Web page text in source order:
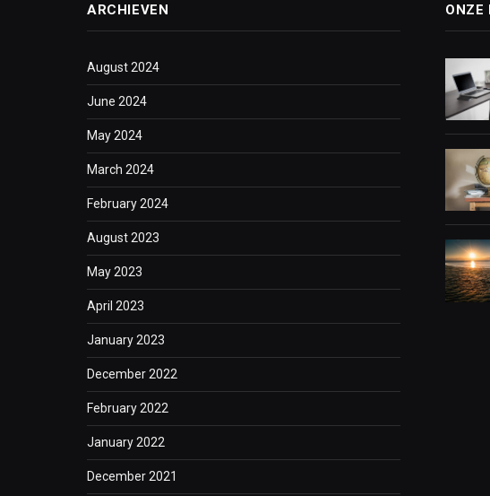
ARCHIEVEN
August 2024
June 2024
May 2024
March 2024
February 2024
August 2023
May 2023
April 2023
January 2023
December 2022
February 2022
January 2022
December 2021
ONZE